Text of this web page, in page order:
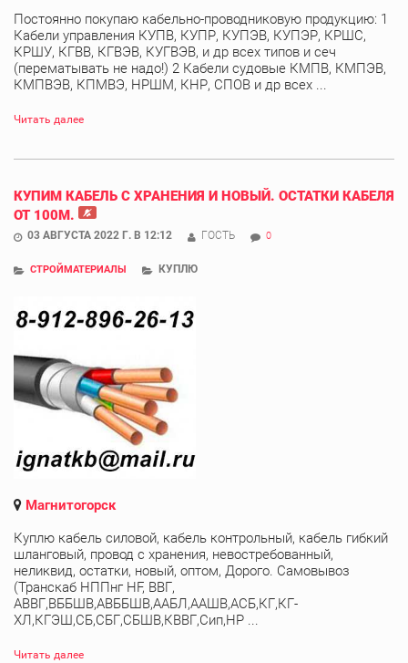
Постоянно покупаю кабельно-проводниковую продукцию: 1
Кабели управления КУПВ, КУПР, КУПЭВ, КУПЭР, КРШС,
КРШУ, КГВВ, КГВЭВ, КУГВЭВ, и др всех типов и сеч
(перематывать не надо!) 2 Кабели судовые КМПВ, КМПЭВ,
КМПВЭВ, КПМВЭ, НРШМ, КНР, СПОВ и др всех ...
Читать далее
КУПИМ КАБЕЛЬ С ХРАНЕНИЯ И НОВЫЙ. ОСТАТКИ КАБЕЛЯ
ОТ 100М.
03 АВГУСТА 2022 Г. В 12:12 ГОСТЬ 0
СТРОЙМАТЕРИАЛЫ КУПЛЮ
Магнитогорск
Куплю кабель силовой, кабель контрольный, кабель гибкий
шланговый, провод с хранения, невостребованный,
неликвид, остатки, новый, оптом, Дорого. Самовывоз
(Транскаб НППнг HF, ВВГ,
АВВГ,ВББШВ,АВББШВ,ААБЛ,ААШВ,АСБ,КГ,КГ-
ХЛ,КГЭШ,СБ,СБГ,СБШВ,КВВГ,Сип,НР ...
Читать далее